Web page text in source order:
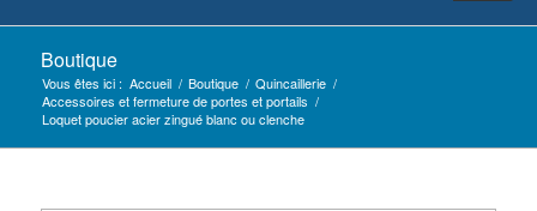
Boutique
Vous êtes ici : Accueil / Boutique / Quincaillerie /
Accessoires et fermeture de portes et portails /
Loquet poucier acier zingué blanc ou clenche